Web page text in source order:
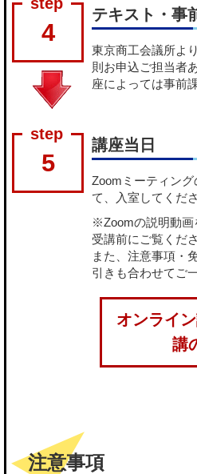
4
テキスト・事
東京商工会議所よ
則お申込ご担当者
座によっては事前
5
講座当日
Zoomミーティン
て、入室してくだ
※Zoomの説明動画
受講前にご覧くださ
また、注意事項・
引きも合わせてご
オンライ
講
注意事項